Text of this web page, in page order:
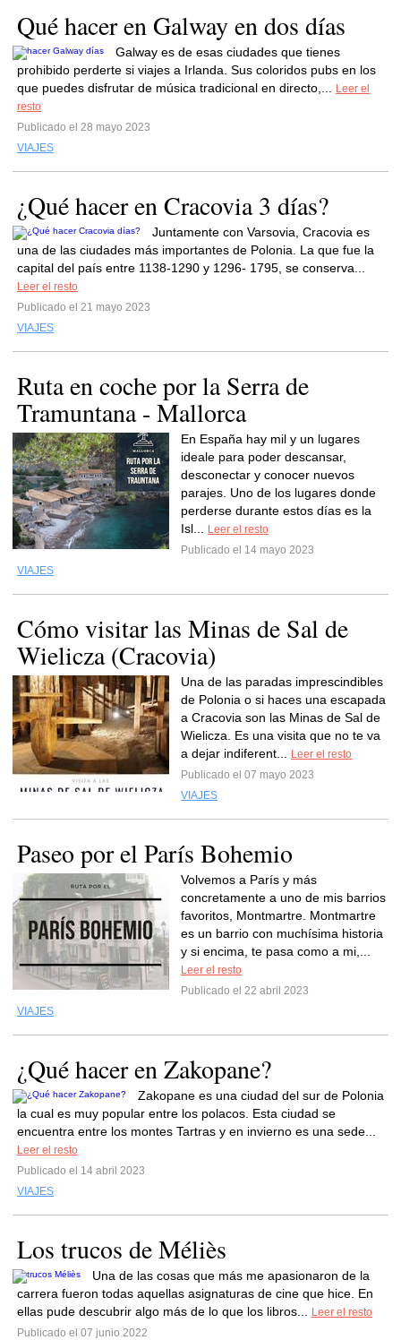
Qué hacer en Galway en dos días
Galway es de esas ciudades que tienes
prohibido perderte si viajes a Irlanda. Sus coloridos pubs en los
que puedes disfrutar de música tradicional en directo,...
Leer el
resto
Publicado el 28 mayo 2023
VIAJES
¿Qué hacer en Cracovia 3 días?
Juntamente con Varsovia, Cracovia es
una de las ciudades más importantes de Polonia. La que fue la
capital del país entre 1138-1290 y 1296- 1795, se conserva...
Leer el resto
Publicado el 21 mayo 2023
VIAJES
Ruta en coche por la Serra de
Tramuntana - Mallorca
En España hay mil y un lugares
ideale para poder descansar,
desconectar y conocer nuevos
parajes. Uno de los lugares donde
perderse durante estos días es la
Isl...
Leer el resto
Publicado el 14 mayo 2023
VIAJES
Cómo visitar las Minas de Sal de
Wielicza (Cracovia)
Una de las paradas imprescindibles
de Polonia o si haces una escapada
a Cracovia son las Minas de Sal de
Wielicza. Es una visita que no te va
a dejar indiferent...
Leer el resto
Publicado el 07 mayo 2023
VIAJES
Paseo por el París Bohemio
Volvemos a París y más
concretamente a uno de mis barrios
favoritos, Montmartre. Montmartre
es un barrio con muchísima historia
y si encima, te pasa como a mi,...
Leer el resto
Publicado el 22 abril 2023
VIAJES
¿Qué hacer en Zakopane?
Zakopane es una ciudad del sur de Polonia
la cual es muy popular entre los polacos. Esta ciudad se
encuentra entre los montes Tartras y en invierno es una sede...
Leer el resto
Publicado el 14 abril 2023
VIAJES
Los trucos de Méliès
Una de las cosas que más me apasionaron de la
carrera fueron todas aquellas asignaturas de cine que hice. En
ellas pude descubrir algo más de lo que los libros...
Leer el resto
Publicado el 07 junio 2022